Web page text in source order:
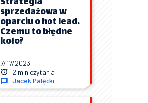
Jacek Palęcki
7/17/2023
2 min czytania
sprzedażowa w
oparciu o hot lead.
Czemu to błędne
koło?